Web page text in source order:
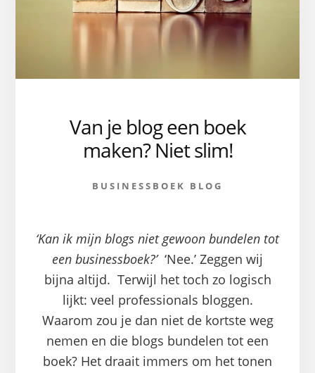
Van je blog een boek
maken? Niet slim!
BUSINESSBOEK BLOG
‘Kan ik mijn blogs niet gewoon bundelen tot
een businessboek?’‘Nee.’ Zeggen wij
bijna altijd. Terwijl het toch zo logisch
lijkt: veel professionals bloggen.
Waarom zou je dan niet de kortste weg
nemen en die blogs bundelen tot een
boek? Het draait immers om het tonen